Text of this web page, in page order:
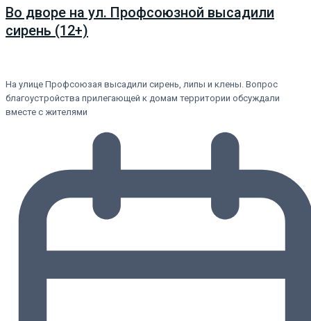
Во дворе на ул. Профсоюзной высадили
сирень (12+)
На улице Профсоюзая высадили сирень, липы и клены. Вопрос
благоустройства прилегающей к домам территории обсуждали
вместе с жителями